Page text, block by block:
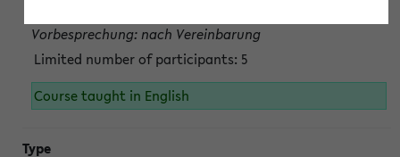
Vorbesprechung: nach Vereinbarung
Limited number of participants: 5
Course taught in English